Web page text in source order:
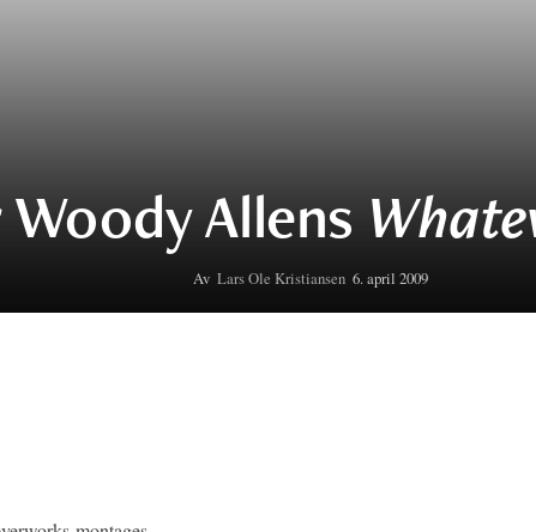
Woody Allens
Av Lars Ole Kristiansen 6. april 2009